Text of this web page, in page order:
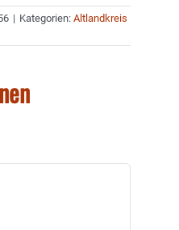
| Kategorien: Altlandkreis